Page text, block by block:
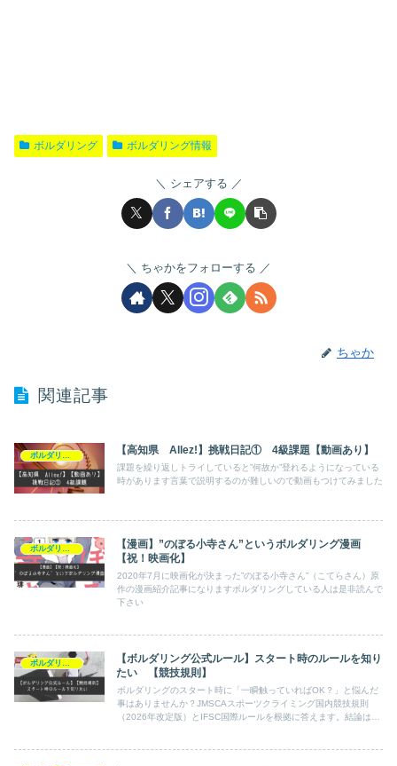
ボルダリング ボルダリング情報
シェアする
ちゃかをフォローする
ちゃか
関連記事
【高知県 Allez!】挑戦日記① 4級課題【動画あり】
課題を繰り返しトライしていると”何故か”登れるようになっている
時があります言葉で説明するのが難しいので動画もつけてみました
ボルダリング
【漫画】”のぼる小寺さん”というボルダリング漫画
【祝！映画化】
2020年7月に映画化が決まった”のぼる小寺さん”（こてらさん）原
作の漫画紹介記事になりますボルダリングしている人は是非読んで
下さい
ボルダリング
【ボルダリング公式ルール】スタート時のルールを知り
たい 【競技規則】
ボルダリングのスタート時に「一瞬触っていればOK？」と悩んだ
事はありませんか？JMSCAスポーツクライミング国内競技規則
（2026年改定版）とIFSC国際ルールを根拠に答えます。結論は